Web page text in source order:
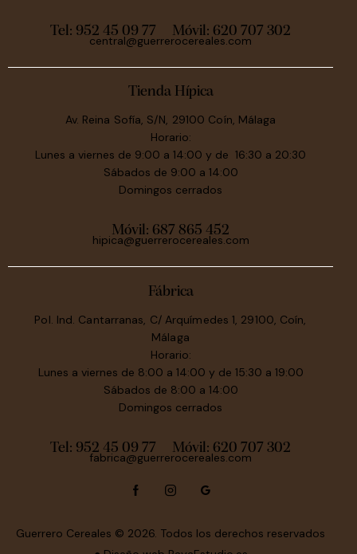
Tel: 952 45 09 77 Móvil: 620 707 302
central@guerrerocereales.com
Tienda Hípica
Av. Reina Sofía, S/N, 29100 Coín, Málaga
Horario:
Lunes a viernes de 9:00 a 14:00 y de 16:30 a 20:30
Sábados de 9:00 a 14:00
Domingos cerrados
Móvil: 687 865 452
hipica@guerrerocereales.com
Fábrica
Pol. Ind. Cantarranas, C/ Arquímedes 1, 29100, Coín,
Málaga
Horario:
Lunes a viernes de 8:00 a 14:00 y de 15:30 a 19:00
Sábados de 8:00 a 14:00
Domingos cerrados
Tel: 952 45 09 77 Móvil: 620 707 302
fabrica@guerrerocereales.com
Guerrero Cereales © 2026. Todos los derechos reservados